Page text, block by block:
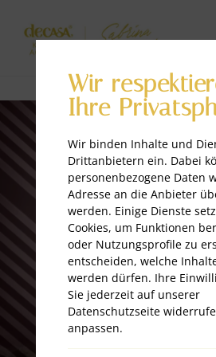
Wir
Ihre
Wir binden Inhalte und
Drittanbietern ein. Dabei
personenbezogene Daten
Adresse an die Anbieter
werden. Einige Dienste
Cookies, um Funktionen
oder Nutzungsprofile zu
entscheiden, welche
werden dürfen. Ihre
Sie jederzeit auf unserer
Datenschutzseite
anpassen.